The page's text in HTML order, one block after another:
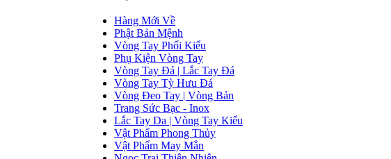
Hàng Mới Về
Phật Bản Mệnh
Vòng Tay Phối Kiểu
Phụ Kiện Vòng Tay
Vòng Tay Đá | Lắc Tay Đá
Vòng Tay Tỳ Hưu Đá
Vòng Đeo Tay | Vòng Bản
Trang Sức Bạc - Inox
Lắc Tay Da | Vòng Tay Kiểu
Vật Phẩm Phong Thủy
Vật Phẩm May Mắn